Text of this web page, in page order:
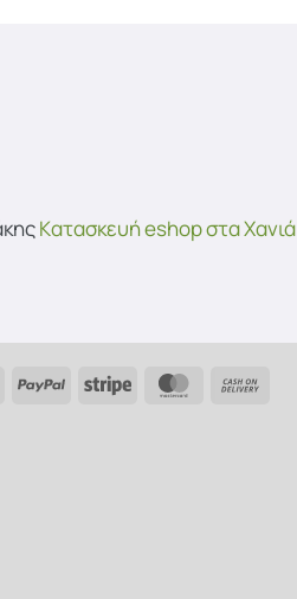
Kατασκευή eshop στα Χανιά
Visa PayPal Stripe MasterCard